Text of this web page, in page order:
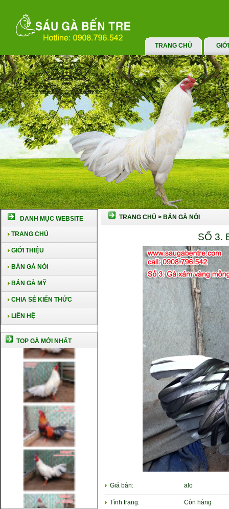
TRANG CHỦ
DANH MỤC WEBSITE
TRANG CHỦ
GIỚI THIỆU
BÁN GÀ NÒI
BÁN GÀ MỸ
CHIA SẺ KIẾN THỨC
LIÊN HỆ
TOP GÀ MỚI NHẤT
Cách nuôi gà chế độ đá c1
Cách nuôi gà đông tảo thuần
chủng
Kỹ thuật nuôi gà con mới nở
Hướng dẫn nuôi gà đá
Tại sao bạn cần biết cách nuôi
gà chọi ?
TRANG CHỦ > BÁN GÀ NÒI
SỐ 3.
Giá bán: alo
Tình trạng: Còn hàng